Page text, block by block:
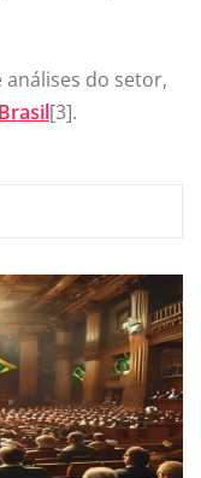
análises do setor,
[3].